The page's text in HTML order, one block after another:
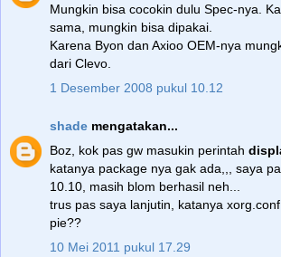
Mungkin bisa cocokin dulu Spec-nya.
sama, mungkin bisa dipakai.
Karena Byon dan Axioo OEM-nya
dari Clevo.
1 Desember 2008 pukul 10.12
shade mengatakan...
Boz, kok pas gw masukin perintah
katanya package nya gak ada,,, saya
10.10, masih blom berhasil neh...
trus pas saya lanjutin, katanya xorg.conf
pie??
10 Mei 2011 pukul 17.29